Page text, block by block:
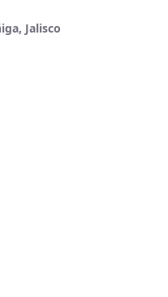
Jalisco